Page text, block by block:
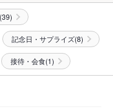
記念日・サプライズ(8)
接待・会食(1)